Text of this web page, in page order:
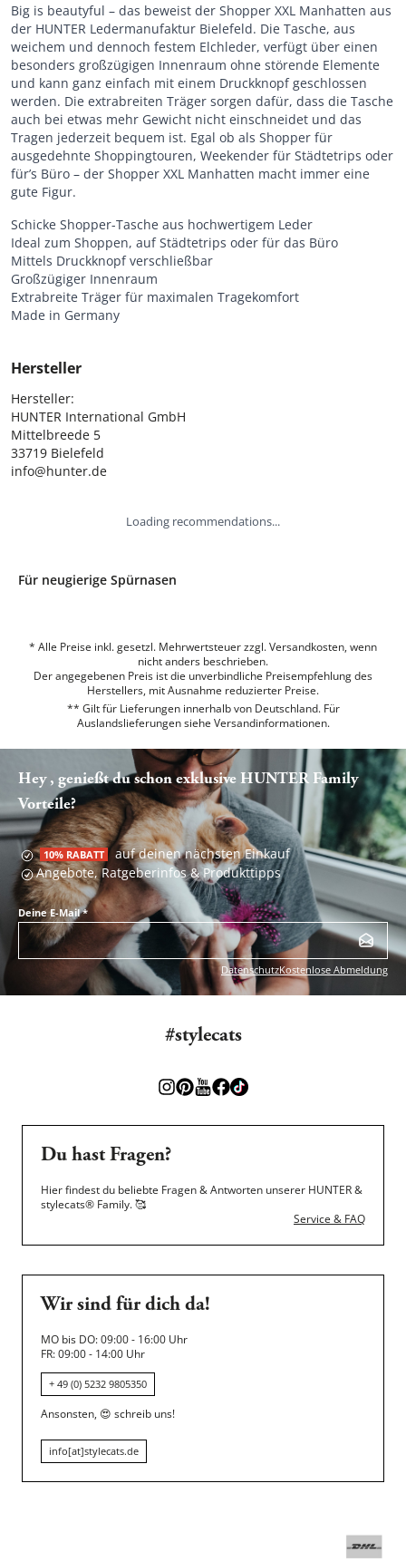
Big is beautyful – das beweist der Shopper XXL Manhatten aus
der HUNTER Ledermanufaktur Bielefeld. Die Tasche, aus
weichem und dennoch festem Elchleder, verfügt über einen
besonders großzügigen Innenraum ohne störende Elemente
und kann ganz einfach mit einem Druckknopf geschlossen
werden. Die extrabreiten Träger sorgen dafür, dass die Tasche
auch bei etwas mehr Gewicht nicht einschneidet und das
Tragen jederzeit bequem ist. Egal ob als Shopper für
ausgedehnte Shoppingtouren, Weekender für Städtetrips oder
für’s Büro – der Shopper XXL Manhatten macht immer eine
gute Figur.
Schicke Shopper-Tasche aus hochwertigem Leder
Ideal zum Shoppen, auf Städtetrips oder für das Büro
Mittels Druckknopf verschließbar
Großzügiger Innenraum
Extrabreite Träger für maximalen Tragekomfort
Made in Germany
Hersteller
Hersteller:
HUNTER International GmbH
Mittelbreede 5
33719 Bielefeld
info@hunter.de
Loading recommendations...
Für neugierige Spürnasen
* Alle Preise inkl. gesetzl. Mehrwertsteuer zzgl. Versandkosten, wenn
nicht anders beschrieben.
Der angegebenen Preis ist die unverbindliche Preisempfehlung des
Herstellers, mit Ausnahme reduzierter Preise.
** Gilt für Lieferungen innerhalb von Deutschland. Für
Auslandslieferungen siehe Versandinformationen.
Hey , genießt du schon exklusive HUNTER Family
Vorteile?
10% RABATT auf deinen nächsten Einkauf
Angebote, Ratgeberinfos & Produkttipps
Deine E-Mail*
DatenschutzKostenlose Abmeldung
#stylecats
Du hast Fragen?
Hier findest du beliebte Fragen & Antworten unserer HUNTER &
stylecats® Family.🥰
Service & FAQ
Wir sind für dich da!
MO bis DO: 09:00 - 16:00 Uhr
FR: 09:00 - 14:00 Uhr
+ 49 (0) 5232 9805350
Ansonsten, 😍 schreib uns!
info[at]stylecats.de